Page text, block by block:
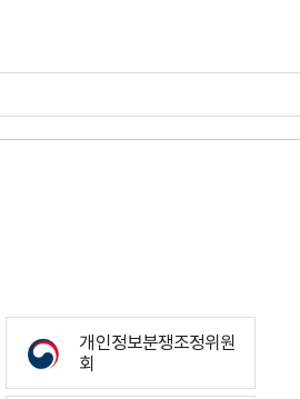
개인정보분쟁조정위원
회